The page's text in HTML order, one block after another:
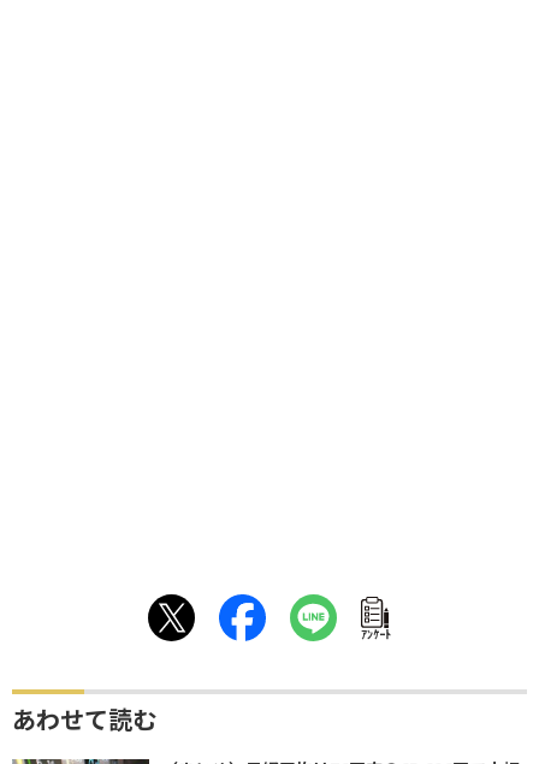
ｱﾝｹｰﾄ
あわせて読む